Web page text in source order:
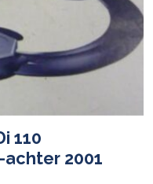
110
2001